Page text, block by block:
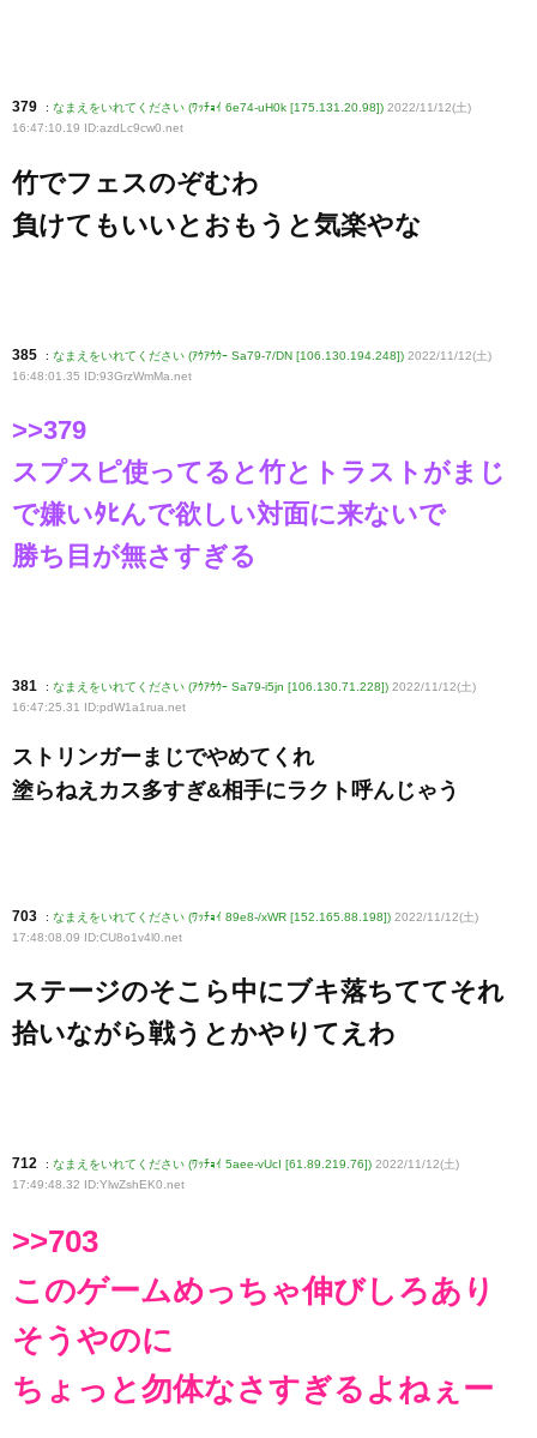
379 : なまえをいれてください (ﾜｯﾁｮｲ 6e74-uH0k [175.131.20.98]) 2022/11/12(土)
16:47:10.19 ID:azdLc9cw0.net
竹でフェスのぞむわ
負けてもいいとおもうと気楽やな
385 : なまえをいれてください (ｱｳｱｳｳｰ Sa79-7/DN [106.130.194.248]) 2022/11/12(土)
16:48:01.35 ID:93GrzWmMa .net
>>379
スプスピ使ってると竹とトラストがまじ
で嫌いﾀﾋんで欲しい対面に来ないで
勝ち目が無さすぎる
381 : なまえをいれてください (ｱｳｱｳｳｰ Sa79-i5jn [106.130.71.228]) 2022/11/12(土)
16:47:25.31 ID:pdW1a1rua .net
ストリンガーまじでやめてくれ
塗らねえカス多すぎ&相手にラクト呼んじゃう
703 : なまえをいれてください (ﾜｯﾁｮｲ 89e8-/xWR [152.165.88.198]) 2022/11/12(土)
17:48:08.09 ID:CU8o1v4l0 .net
ステージのそこら中にブキ落ちててそれ
拾いながら戦うとかやりてえわ
712 : なまえをいれてください (ﾜｯﾁｮｲ 5aee-vUcI [61.89.219.76]) 2022/11/12(土)
17:49:48.32 ID:YlwZshEK0 .net
>>703
このゲームめっちゃ伸びしろあり
そうやのに
ちょっと勿体なさすぎるよねぇー